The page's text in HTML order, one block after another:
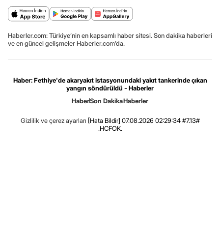
Haberler.com: Türkiye’nin en kapsamlı haber sitesi. Son dakika haberleri
ve en güncel gelişmeler Haberler.com’da.
Haber: Fethiye'de akaryakıt istasyonundaki yakıt tankerinde çıkan
yangın söndürüldü - Haberler
HaberSon DakikaHaberler
Gizlilik ve çerez ayarları [Hata Bildir] 07.08.2026 02:29:34 #7.13#
.HCFOK.